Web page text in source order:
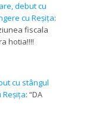
debut cu
cu Reșița:
fiscala
hotia!!!!
cu stângul
Reșița: “DA